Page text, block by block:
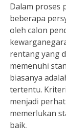
Dalam proses
beberapa
oleh calon
rentang yang
memenuhi
biasanya
tertentu.
menjadi
memerlukan
baik.